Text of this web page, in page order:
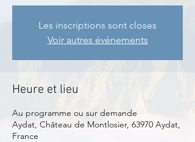
Les inscriptions sont closes
Voir autres événements
Heure et lieu
Au programme ou sur demande
Aydat, Château de Montlosier, 63970 Aydat,
France